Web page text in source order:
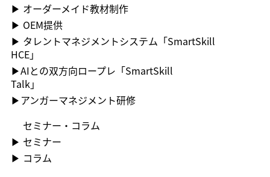
▶ ︎オーダーメイド教材制作
▶ OEM提供
▶ ︎タレントマネジメントシステム「SmartSkill
HCE」
▶AIとの双方向ロープレ「SmartSkill
Talk」
​▶アンガーマネジメント研修
セミナー・コラム
▶ ︎セミナー
▶ コラム